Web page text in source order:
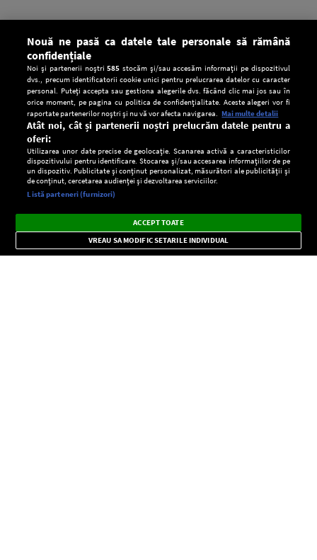
CONFIDENŢIALITATE
Setări:
Dark
Mode
Radio live, podcasturi, știri și alerte
importante.
×
Nouă ne pasă ca datele tale personale să rămână
confidențiale
Noi și partenerii noștri585 stocăm și/sau accesăm informații pe dispozitivul
dvs., precum identificatorii cookie unici pentru prelucrarea datelor cu caracter
personal. Puteți accepta sau gestiona alegerile dvs. făcând clic mai jos sau în
orice moment, pe pagina cu politica de confidențialitate. Aceste alegeri vor fi
raportate partenerilor noștri și nu vă vor afecta navigarea. Mai multe detalii
Atât noi, cât și partenerii noștri prelucrăm datele pentru a
oferi:
Utilizarea unor date precise de geolocație. Scanarea activă a caracteristicilor
dispozitivului pentru identificare. Stocarea și/sau accesarea informațiilor de pe
un dispozitiv. Publicitate și conținut personalizat, măsurători ale publicității și
de conținut, cercetarea audienței și dezvoltarea serviciilor.
Listă parteneri (furnizori)
ACCEPT TOATE
VREAU SA MODIFIC SETARILE INDIVIDUAL